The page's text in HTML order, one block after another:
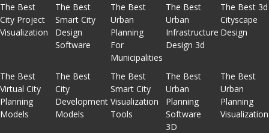
The Best
City Project
Visualization
The Best
Smart City
Design
Software
The Best
Urban
Planning
For
Municipalities
The Best
Urban
Infrastructure
Design 3d
The Best 3d
Cityscape
Design
The Best
Virtual City
Planning
Models
The Best
City
Development
Models
The Best
Smart City
Visualization
Tools
The Best
Urban
Planning
Software
3D
The Best
Urban
Planning
Visualization